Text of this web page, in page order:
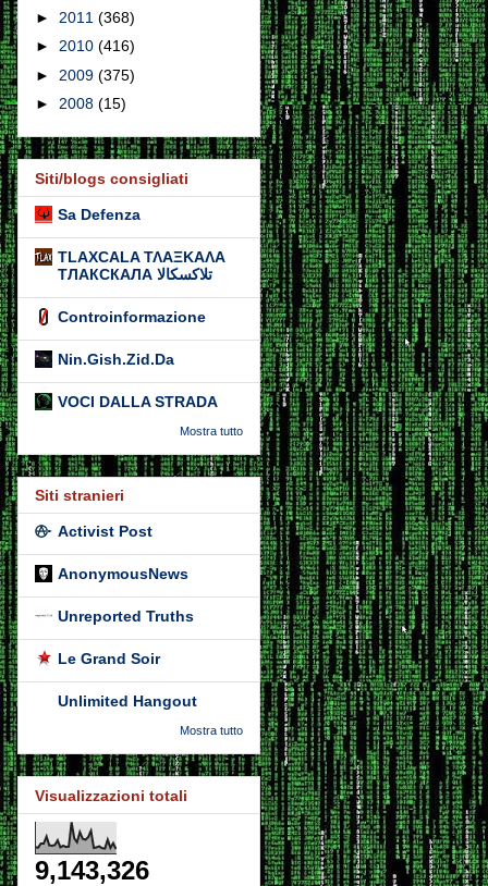
► 2011 (368)
► 2010 (416)
► 2009 (375)
► 2008 (15)
Siti/blogs consigliati
Sa Defenza
TLAXCALA ΤΛΑΞΚΑΛΑ
ТЛАКСКАЛА تلاكسكالا
Controinformazione
Nin.Gish.Zid.Da
VOCI DALLA STRADA
Mostra tutto
Siti stranieri
Activist Post
AnonymousNews
Unreported Truths
Le Grand Soir
Unlimited Hangout
Mostra tutto
Visualizzazioni totali
9,143,326